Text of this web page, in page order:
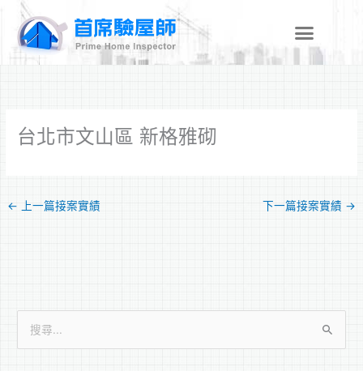
台北市文山區 新格雅砌
← 上一篇接案實績 下一篇接案實績 →